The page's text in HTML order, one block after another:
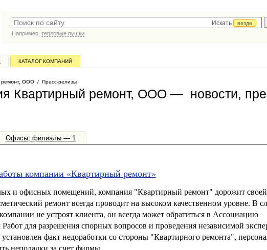
Искать
везде
Например, тепловые пушки
КАТАЛОГ КОМПАНИЙ
ремонт, ООО / Пресс-релизы
Квартирный ремонт, ООО — новости,
Офисы, филиалы — 1
компании «Квартирный ремонт»
и офисных помещений, компания "Квартирный ремонт" дорожит своей
ремонт всегда проводит на высоком качественном уровне. В
не устроят клиента, он всегда может обратиться в Ассоциацию
для разрешения спорных вопросов и проведения независимой
факт недоработки со стороны "Квартирного ремонта",
неполадки за счет фирмы.